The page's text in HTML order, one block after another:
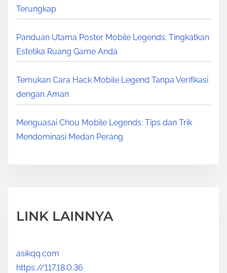
Terungkap
Panduan Utama Poster Mobile Legends: Tingkatkan
Estetika Ruang Game Anda
Temukan Cara Hack Mobile Legend Tanpa Verifikasi
dengan Aman
Menguasai Chou Mobile Legends: Tips dan Trik
Mendominasi Medan Perang
LINK LAINNYA
asikqq.com
https://117.18.0.36